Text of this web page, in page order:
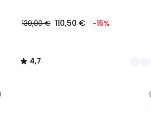
130,00 € 110,50 € -15%
4,7
/